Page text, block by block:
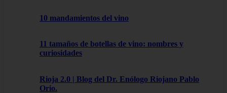
10 mandamientos del vino
11 tamaños de botellas de vino: nombres y
curiosidades
Rioja 2.0 | Blog del Dr. Enólogo Riojano Pablo
Orio.